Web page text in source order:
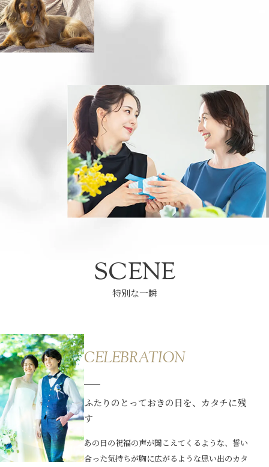
SCENE
特別な一瞬
CELEBRATION
ふたりのとっておきの日を、カタチに残
す
あの日の祝福の声が聞こえてくるような、誓い
合った気持ちが胸に広がるような思い出のカタ